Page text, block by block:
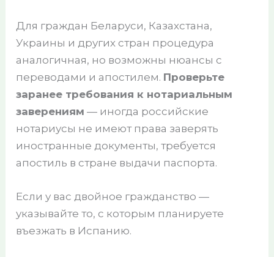
Для граждан Беларуси, Казахстана,
Украины и других стран процедура
аналогичная, но возможны нюансы с
переводами и апостилем. Проверьте
заранее требования к нотариальным
заверениям — иногда российские
нотариусы не имеют права заверять
иностранные документы, требуется
апостиль в стране выдачи паспорта.
Если у вас двойное гражданство —
указывайте то, с которым планируете
въезжать в Испанию.